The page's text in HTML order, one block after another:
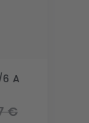
6 A
€